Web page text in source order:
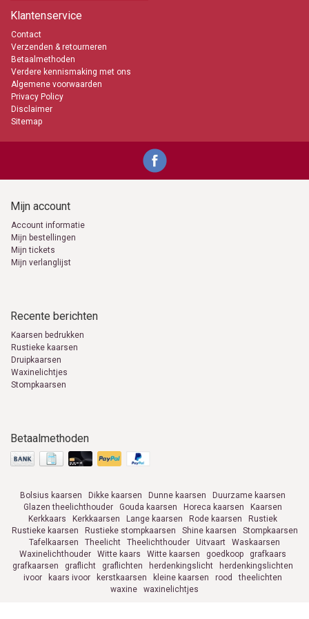
Kaarsje branden
Een kaarsje branden kan voor allerlei gebeurtenissen. Een Kerkkaars
is daar uitermate geschikt voor. Je kunt het zo gek niet bedenken of
het wordt wel gedaan. Een kaarsje zo maar branden, om sfeer
te creëren tijdens een gezellig samenzijn met familie, vrienden of je
geliefde, als herdenking, om een wens te doen, om licht te geven, of
warmte, om in nood iets te kunnen zien. Kaarsen-online garandeert
de kwaliteit van deze Kerkkaarsen en de daarbij behorende branduren.
Tevens is de pit (lont) gemaakt van hoogwaardig geweven katoen.
Klantenservice
Contact
Verzenden & retourneren
Betaalmethoden
Verdere kennismaking met ons
Algemene voorwaarden
Privacy Policy
Disclaimer
Sitemap
Mijn account
Account informatie
Mijn bestellingen
Mijn tickets
Mijn verlanglijst
Recente berichten
Kaarsen bedrukken
Rustieke kaarsen
Druipkaarsen
Waxinelichtjes
Stompkaarsen
Betaalmethoden
Bolsius kaarsen Dikke kaarsen Dunne kaarsen
Duurzame kaarsen
Glazen theelichthouder
Gouda kaarsen Horeca kaarsen
Kaarsen
Kerkkaars
Kerkkaarsen Lange kaarsen Rode kaarsen
Rustiek
Rustieke kaarsen
Rustieke stompkaarsen Shine kaarsen
Stompkaarsen
Tafelkaarsen
Theelicht Theelichthouder Uitvaart
Waskaarsen
Waxinelichthouder
Witte kaars Witte kaarsen goedkoop
grafkaars
grafkaarsen
graflicht graflichten herdenkingslicht
herdenkingslichten
ivoor
kaars ivoor kerstkaarsen kleine kaarsen rood
theelichten
waxine
waxinelichtjes